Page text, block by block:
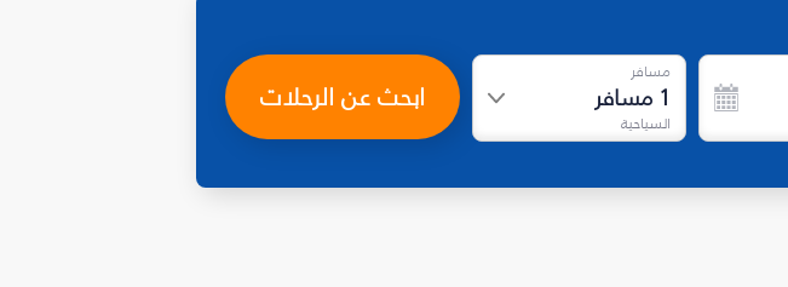
مسافر
1 مسافر
السياحية
ابحث عن الرحلات